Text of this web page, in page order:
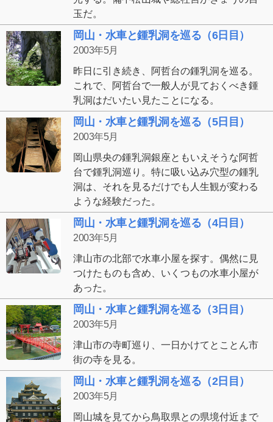
玉だ。
岡山・水車と鍾乳洞を巡る（6日目）
2003年5月
昨日に引き続き、阿哲台の鍾乳洞を巡る。
これで、阿哲台で一般人が見ておくべき鍾
乳洞はだいたい見たことになる。
岡山・水車と鍾乳洞を巡る（5日目）
2003年5月
岡山県央の鍾乳洞銀座ともいえそうな阿哲
台で鍾乳洞巡り。特に吸い込み穴型の鍾乳
洞は、それを見るだけでも人生観が変わる
ような経験だった。
岡山・水車と鍾乳洞を巡る（4日目）
2003年5月
津山市の北部で水車小屋を探す。偶然に見
つけたものも含め、いくつもの水車小屋が
あった。
岡山・水車と鍾乳洞を巡る（3日目）
2003年5月
津山市の寺町巡り、一日かけてとことん市
街の寺を見る。
岡山・水車と鍾乳洞を巡る（2日目）
2003年5月
岡山城を見てから鳥取県との県境付近まで